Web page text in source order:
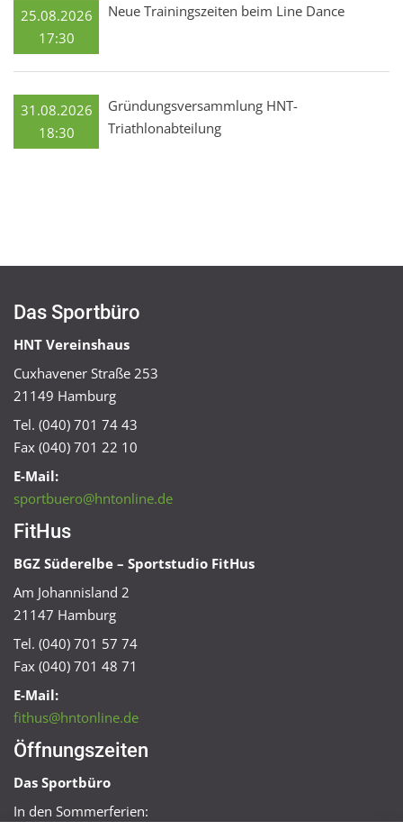
25.08.2026
17:30
Neue Trainingszeiten beim Line Dance
31.08.2026
18:30
Gründungsversammlung HNT-
Triathlonabteilung
Das Sportbüro
HNT Vereinshaus
Cuxhavener Straße 253
21149 Hamburg
Tel. (040) 701 74 43
Fax (040) 701 22 10
E-Mail:
sportbuero@hntonline.de
FitHus
BGZ Süderelbe – Sportstudio FitHus
Am Johannisland 2
21147 Hamburg
Tel. (040) 701 57 74
Fax (040) 701 48 71
E-Mail:
fithus@hntonline.de
Öffnungszeiten
Das Sportbüro
In den Sommerferien: